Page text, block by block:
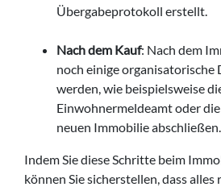
Übergabeprotokoll erstellt.
Nach dem Kauf: Nach dem
noch einige organisatorische
werden, wie beispielsweise
Einwohnermeldeamt oder
neuen Immobilie abschließen.
Indem Sie diese Schritte beim
können Sie sicherstellen, dass